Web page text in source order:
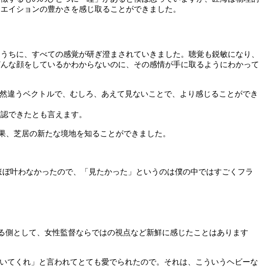
イションの豊かさを感じ取ることができました。
に、すべての感覚が研ぎ澄まされていきました。聴覚も鋭敏になり、
な顔をしているかわからないのに、その感情が手に取るようにわかって
うベクトルで、むしろ、あえて見ないことで、より感じることができ
できたとも言えます。
芝居の新たな境地を知ることができました。
わなかったので、「見たかった」というのは僕の中ではすごくフラ
として、女性監督ならではの視点など新鮮に感じたことはあります
くれ」と言われてとても愛でられたので。それは、こういうヘビーな